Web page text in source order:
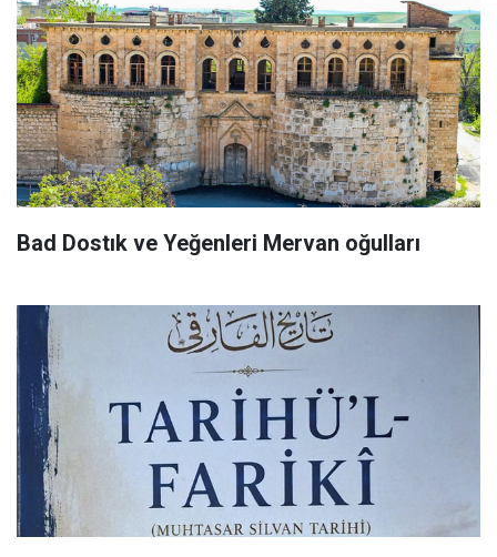
Bad Dostık ve Yeğenleri Mervan oğulları